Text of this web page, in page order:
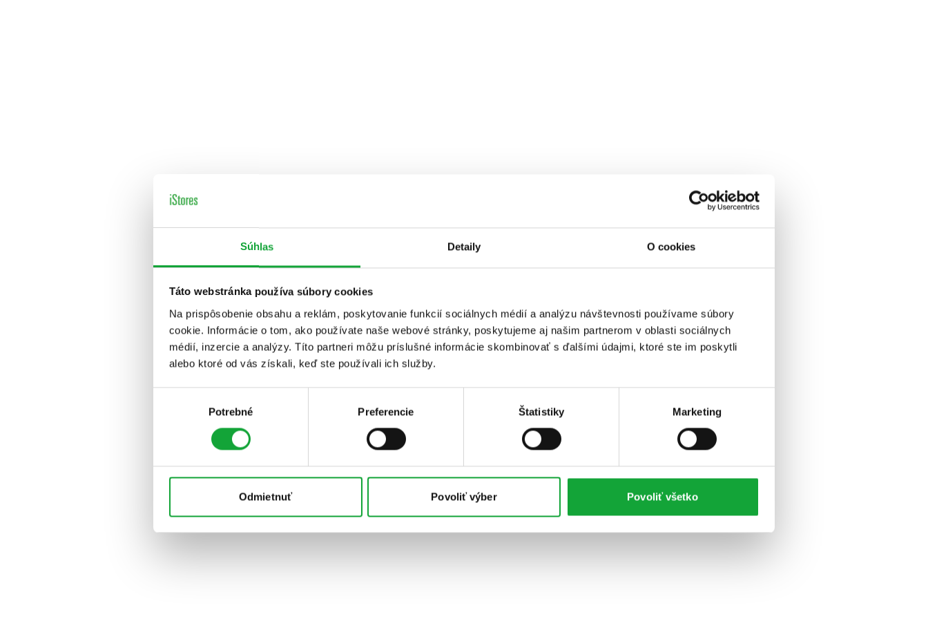
Súhlas Detaily O cookies
Táto webstránka používa súbory cookies
Na prispôsobenie obsahu a reklám, poskytovanie funkcií sociálnych médií a analýzu návštevnosti používame súbory
cookie. Informácie o tom, ako používate naše webové stránky, poskytujeme aj našim partnerom v oblasti sociálnych
médií, inzercie a analýzy. Títo partneri môžu príslušné informácie skombinovať s ďalšími údajmi, ktoré ste im poskytli
alebo ktoré od vás získali, keď ste používali ich služby.
Potrebné Preferencie Štatistiky Marketing
Odmietnuť Povoliť výber Povoliť všetko